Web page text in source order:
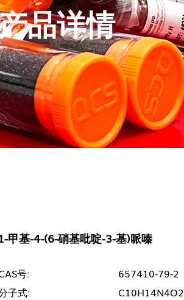
品详情
甲基-4-(6-硝基吡啶-3-基)哌嗪
号:
657410-79-2
子式:
C10H14N4O2